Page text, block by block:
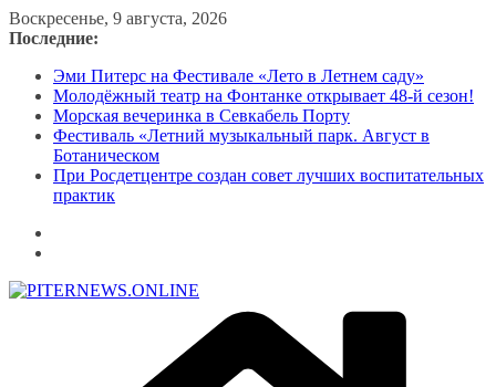
Перейти
к
Воскресенье, 9 августа, 2026
Последние:
Эми Питерс на Фестивале «Лето в Летнем саду»
Молодёжный театр на Фонтанке открывает 48-й сезон!
Морская вечеринка в Севкабель Порту
Фестиваль «Летний музыкальный парк. Август в
Ботаническом
При Росдетцентре создан совет лучших воспитательных
практик